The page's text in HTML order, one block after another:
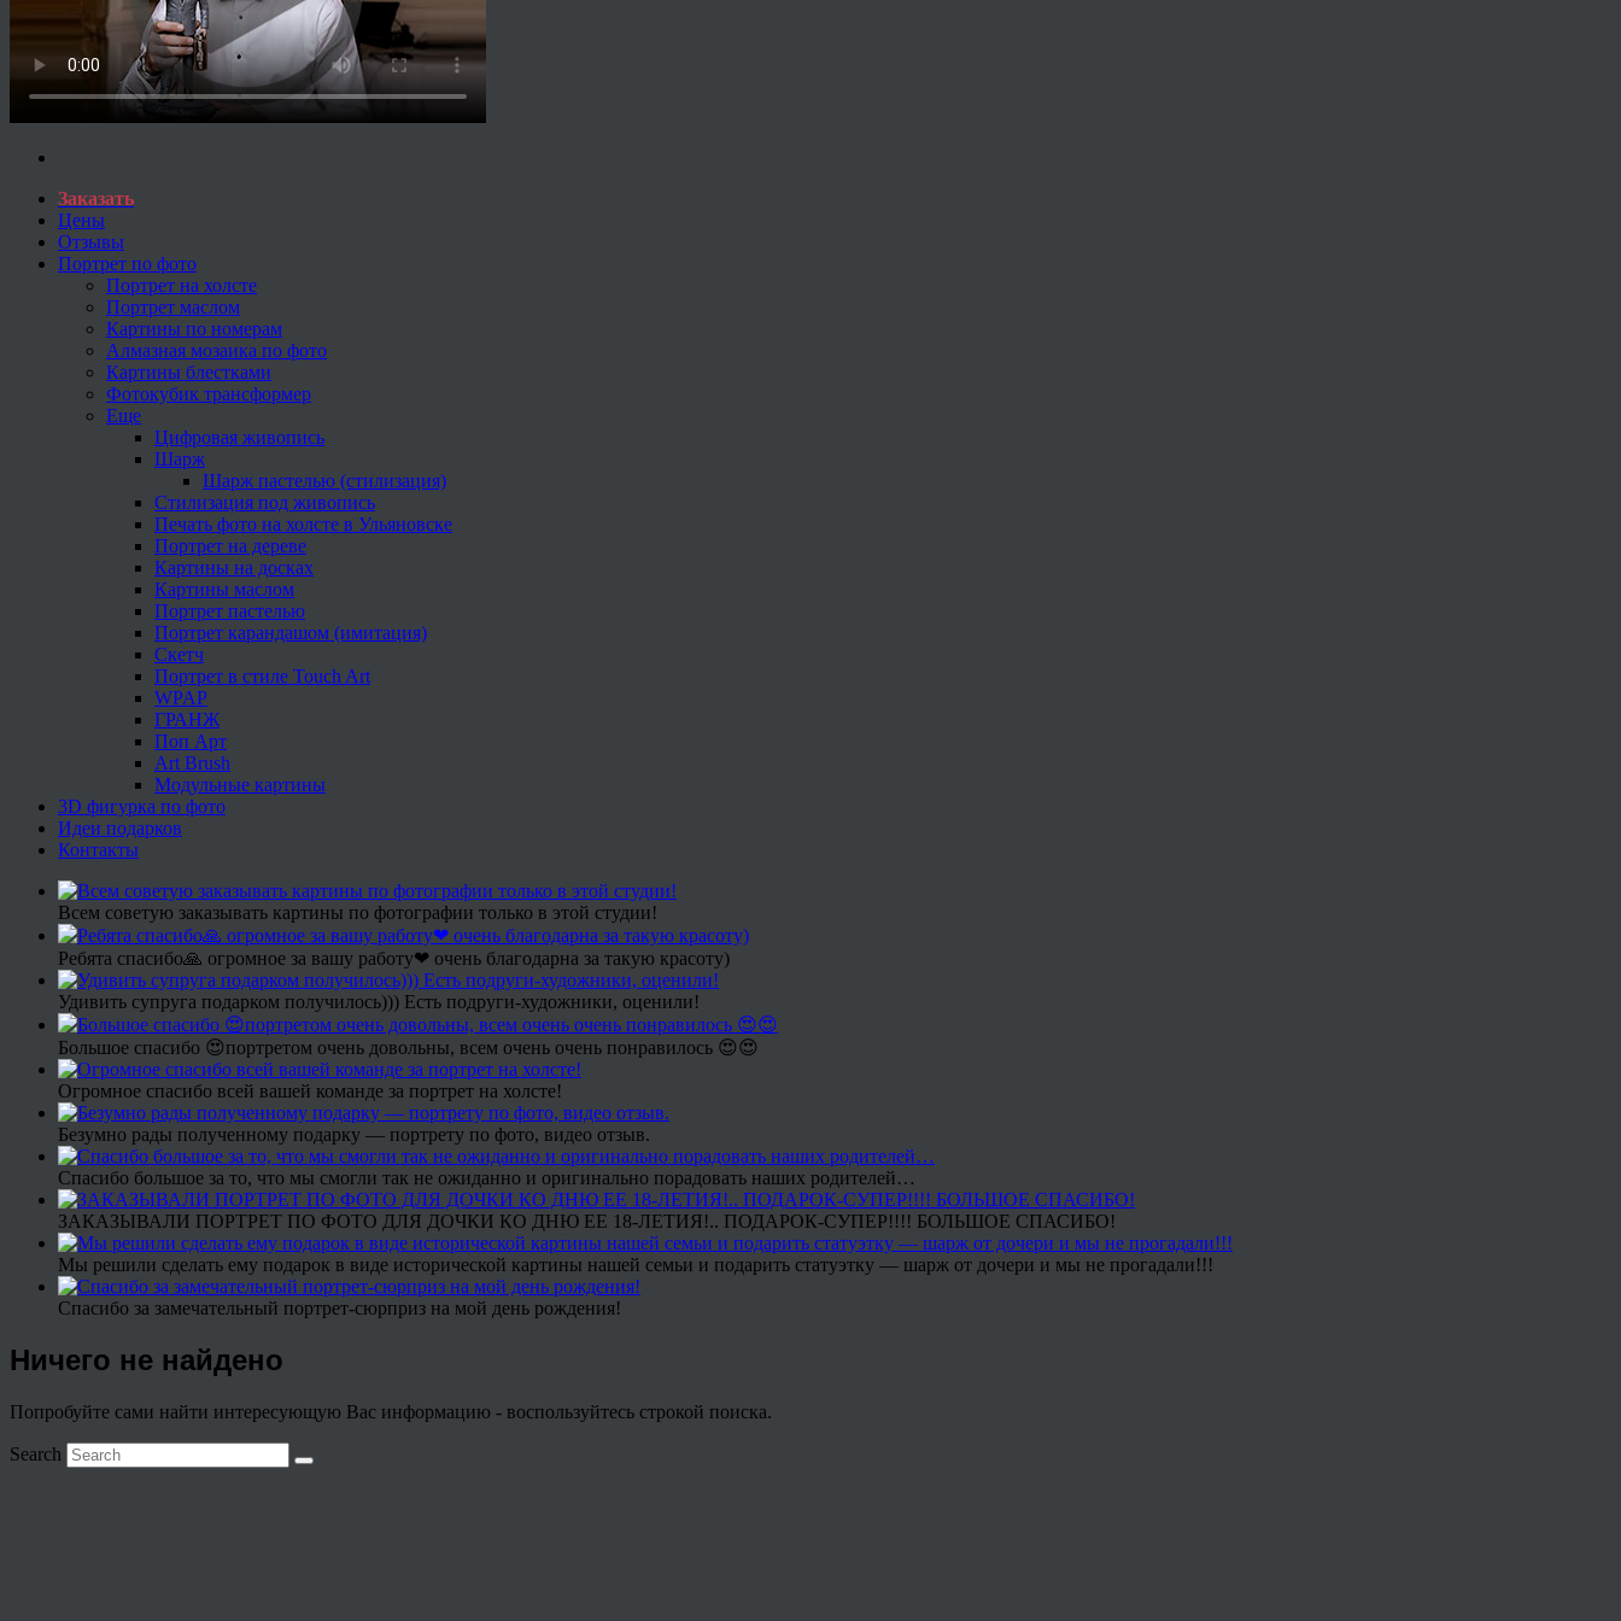
Заказать
Цены
Отзывы
Портрет по фото
Портрет на холсте
Портрет маслом
Картины по номерам
Алмазная мозаика по фото
Картины блестками
Фотокубик трансформер
Еще
Цифровая живопись
Шарж
Шарж пастелью (стилизация)
Стилизация под живопись
Печать фото на холсте в Ульяновске
Портрет на дереве
Картины на досках
Картины маслом
Портрет пастелью
Портрет карандашом (имитация)
Скетч
Портрет в стиле Touch Art
WPAP
ГРАНЖ
Поп Арт
Art Brush
Модульные картины
3D фигурка по фото
Идеи подарков
Контакты
Всем советую заказывать картины по фотографии только в этой студии!
Ребята спасибо🙏 огромное за вашу работу❤ очень благодарна за такую красоту)
Удивить супруга подарком получилось))) Есть подруги-художники, оценили!
Большое спасибо 😍портретом очень довольны, всем очень очень понравилось 😍😍
Огромное спасибо всей вашей команде за портрет на холсте!
Безумно рады полученному подарку — портрету по фото, видео отзыв.
Спасибо большое за то, что мы смогли так не ожиданно и оригинально порадовать наших родителей…
ЗАКАЗЫВАЛИ ПОРТРЕТ ПО ФОТО ДЛЯ ДОЧКИ КО ДНЮ ЕЕ 18-ЛЕТИЯ!.. ПОДАРОК-СУПЕР!!!! БОЛЬШОЕ СПАСИБО!
Мы решили сделать ему подарок в виде исторической картины нашей семьи и подарить статуэтку — шарж от дочери и мы не прогадали!!!
Спасибо за замечательный портрет-сюрприз на мой день рождения!
Ничего не найдено
Попробуйте сами найти интересующую Вас информацию - воспользуйтесь строкой поиска.
Search